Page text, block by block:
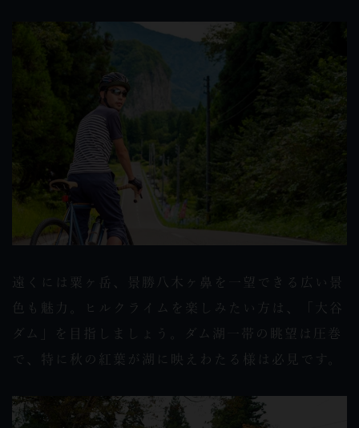
遠くには粟ヶ岳、景勝八木ヶ鼻を一望できる広い景
色も魅力。ヒルクライムを楽しみたい方は、「大谷
ダム」を目指しましょう。ダム湖一帯の眺望は圧巻
で、特に秋の紅葉が湖に映えわたる様は必見です。